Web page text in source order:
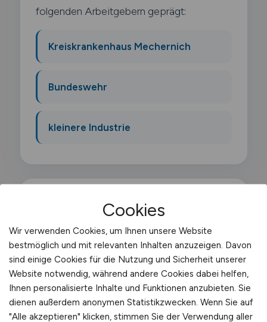
folgenden Arbeitgebern geprägt:
Kreiskrankenhaus Mechernich
Bundeswehr
kleinere Industrie
Was macht ein
Sachbearbeiter Transport?
Als Sachbearbeiter Transport kümmerst du
dich um die administrative Abwicklung von
Transportaufträgen. Du bearbeitest
Cookies
Wir verwenden Cookies, um Ihnen unsere Website
bestmöglich und mit relevanten Inhalten anzuzeigen. Davon
sind einige Cookies für die Nutzung und Sicherheit unserer
Website notwendig, während andere Cookies dabei helfen,
Ihnen personalisierte Inhalte und Funktionen anzubieten. Sie
dienen außerdem anonymen Statistikzwecken. Wenn Sie auf
"Alle akzeptieren" klicken, stimmen Sie der Verwendung aller